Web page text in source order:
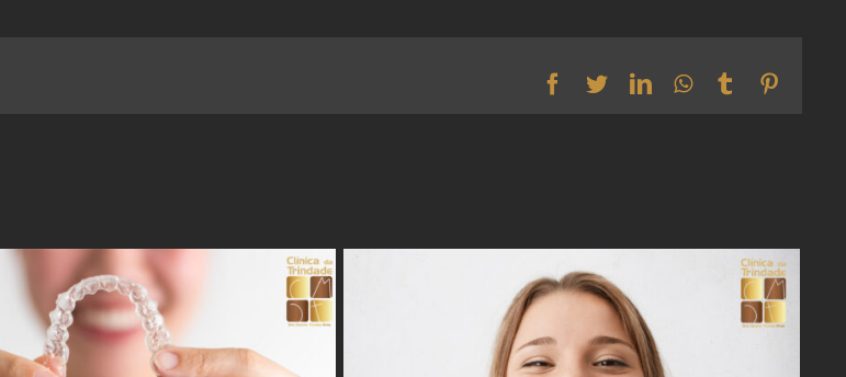
Facebook
TwitterLinkedInWhatsApp
Tumblr